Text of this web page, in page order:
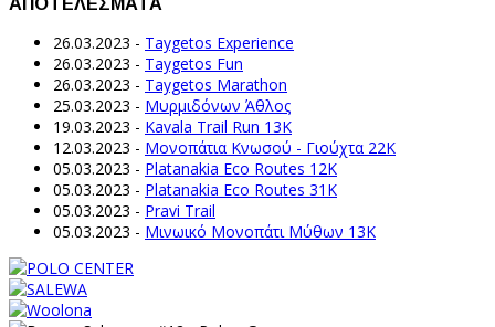
26.03.2023 - Taygetos Experience
26.03.2023 - Taygetos Fun
26.03.2023 - Taygetos Marathon
25.03.2023 - Μυρμιδόνων Άθλος
19.03.2023 - Kavala Trail Run 13K
12.03.2023 - Μονοπάτια Κνωσού - Γιούχτα 22Κ
05.03.2023 - Platanakia Eco Routes 12K
05.03.2023 - Platanakia Eco Routes 31K
05.03.2023 - Pravi Trail
05.03.2023 - Μινωικό Μονοπάτι Μύθων 13Κ